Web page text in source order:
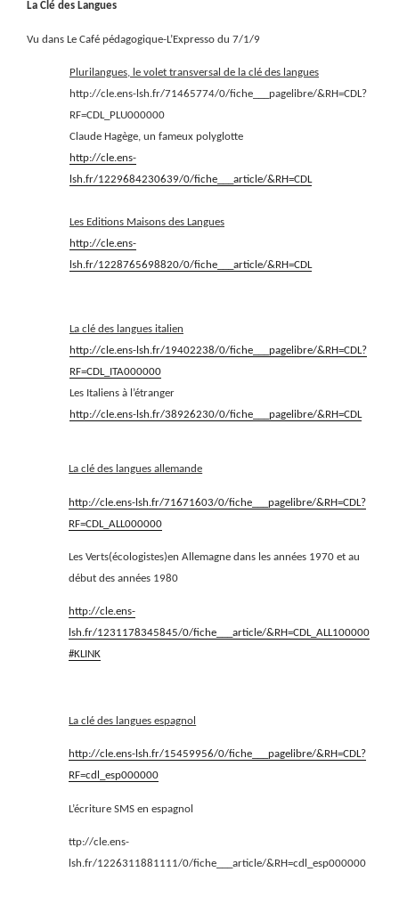
La Clé des Langues
Vu dans Le Café pédagogique-L’Expresso du 7/1/9
Plurilangues, le volet transversal de la clé des langues
http://cle.ens-lsh.fr/71465774/0/fiche___pagelibre/&RH=CDL?
RF=CDL_PLU000000
Claude Hagège, un fameux polyglotte
http://cle.ens-
lsh.fr/1229684230639/0/fiche___article/&RH=CDL
Les Editions Maisons des Langues
http://cle.ens-
lsh.fr/1228765698820/0/fiche___article/&RH=CDL
La clé des langues italien
http://cle.ens-lsh.fr/19402238/0/fiche___pagelibre/&RH=CDL?
RF=CDL_ITA000000
Les Italiens à l’étranger
http://cle.ens-lsh.fr/38926230/0/fiche___pagelibre/&RH=CDL
La clé des langues allemande
http://cle.ens-lsh.fr/71671603/0/fiche___pagelibre/&RH=CDL?
RF=CDL_ALL000000
Les Verts(écologistes)en Allemagne dans les années 1970 et au
début des années 1980
http://cle.ens-
lsh.fr/1231178345845/0/fiche___article/&RH=CDL_ALL100000
#KLINK
La clé des langues espagnol
http://cle.ens-lsh.fr/15459956/0/fiche___pagelibre/&RH=CDL?
RF=cdl_esp000000
L’écriture SMS en espagnol
ttp://cle.ens-
lsh.fr/1226311881111/0/fiche___article/&RH=cdl_esp000000